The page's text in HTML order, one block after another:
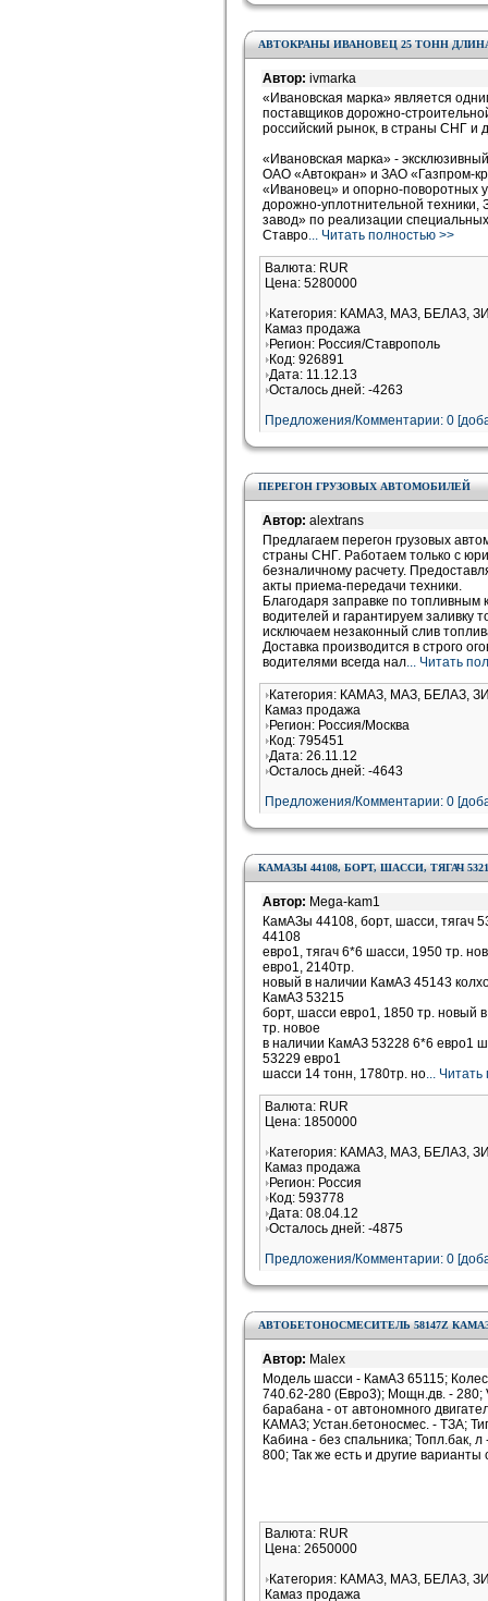
АВТОКРАНЫ ИВАНОВЕЦ 25 ТОНН
Автор: ivmarka
«Ивановская марка» является
поставщиков дорожно-
российский рынок, в страны СНГ и
«Ивановская марка» -
ОАО «Автокран» и ЗАО «Газпром-
«Ивановец» и опорно-поворотных
дорожно-уплотнительной
завод» по реализации
Ставро... Читать полностью >>
Валюта: RUR
Цена: 5280000
Категория: КАМАЗ, МАЗ, БЕЛАЗ,
Камаз продажа
Регион: Россия/Ставрополь
Код: 926891
Дата: 11.12.13
Осталось дней: -4263
Предложения/Комментарии: 0
ПЕРЕГОН ГРУЗОВЫХ АВТОМОБИЛЕЙ
Автор: alextrans
Предлагаем перегон грузовых
страны СНГ. Работаем только с
безналичному расчету.
акты приема-передачи техники.
Благодаря заправке по
водителей и гарантируем заливку
исключаем незаконный слив
Доставка производится в строго
водителями всегда нал... Читать
Категория: КАМАЗ, МАЗ, БЕЛАЗ,
Камаз продажа
Регион: Россия/Москва
Код: 795451
Дата: 26.11.12
Осталось дней: -4643
Предложения/Комментарии: 0
КАМАЗЫ 44108, БОРТ, ШАССИ, ТЯГАЧ
Автор: Mega-kam1
КамАЗы 44108, борт, шасси, тягач
44108
евро1, тягач 6*6 шасси, 1950 тр.
евро1, 2140тр.
новый в наличии КамАЗ 45143
КамАЗ 53215
борт, шасси евро1, 1850 тр. новый
тр. новое
в наличии КамАЗ 53228 6*6 евро1
53229 евро1
шасси 14 тонн, 1780тр. но...
Валюта: RUR
Цена: 1850000
Категория: КАМАЗ, МАЗ, БЕЛАЗ,
Камаз продажа
Регион: Россия
Код: 593778
Дата: 08.04.12
Осталось дней: -4875
Предложения/Комментарии: 0
АВТОБЕТОНОСМЕСИТЕЛЬ 58147Z КАМАЗ-
Автор: Malex
Модель шасси - КамАЗ 65115;
740.62-280 (Евро3); Мощн.дв. - 280;
барабана - от автономного
КАМАЗ; Устан.бетоносмес. - ТЗА;
Кабина - без спальника; Топл.бак,
800; Так же есть и другие варианты
Валюта: RUR
Цена: 2650000
Категория: КАМАЗ, МАЗ, БЕЛАЗ,
Камаз продажа